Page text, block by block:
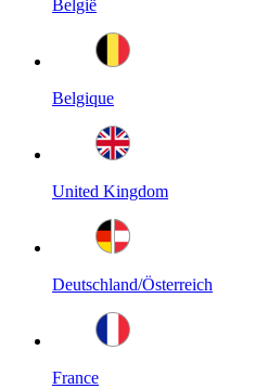
België
Belgique
United Kingdom
Deutschland/Österreich
France